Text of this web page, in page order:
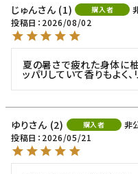
じゅん
1 購入者
投稿日
2026/08/02
夏の暑さで疲れた身体に
ッパリしていて香りもよく
ゆり 2 購入者
非
投稿日
2026/05/21